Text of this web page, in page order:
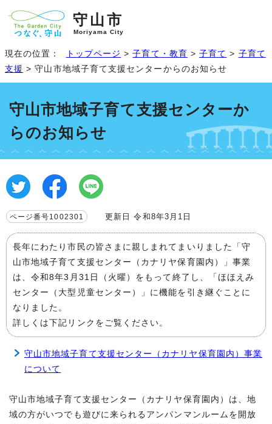
守山市
Moriyama City
現在の位置： トップページ >子育て・教育 >子育て > 子育て
支援 > 守山市地域子育て支援センターからのお知らせ
守山市地域子育て支援センターか
らのお知らせ
ページ番号1002301 更新日 令和8年3月1日
長年にわたり市民の皆さまに親しまれてまいりました「守
山市地域子育て支援センター（カナリヤ保育園内）」事業
は、令和8年3月31日（火曜）をもって終了し、「ほほえみ
センター（大型児童センター）」に機能を引き継ぐことに
なりました。
詳しくは下記リンクをご覧ください。
守山市地域子育て支援センター（カナリヤ保育園内）事業
について
守山市地域子育て支援センター（カナリヤ保育園内）は、地
域の方がいつでも遊びに来られるアンパンマンルームを開放